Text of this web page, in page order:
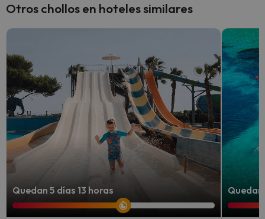
Otros chollos en hoteles similares
Quedan 5 días 13 horas Quedan